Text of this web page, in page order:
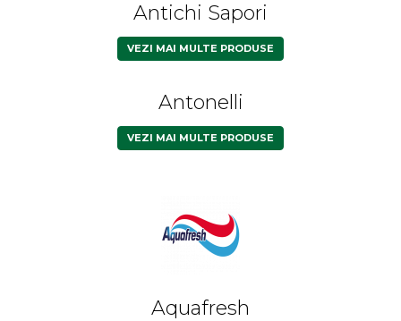
Antichi Sapori
VEZI MAI MULTE PRODUSE
Antonelli
VEZI MAI MULTE PRODUSE
Aquafresh